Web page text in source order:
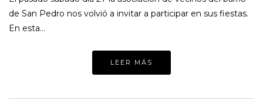
de San Pedro nos volvió a invitar a participar en sus fiestas.
En esta…
LEER MÁS